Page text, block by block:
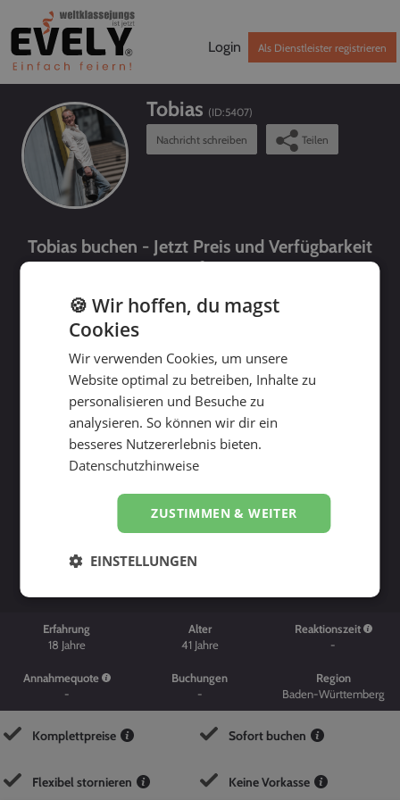
Login Als Dienstleister registrieren
Tobias (ID:5407)
Nachricht schreiben Teilen
Tobias buchen - Jetzt Preis und Verfügbarkeit
prüfen!
bis
Erfahrung
18 Jahre
Alter
41 Jahre
Reaktionszeit
-
Annahmequote
-
Buchungen
-
Region
Baden-Württemberg
Komplettpreise Sofort buchen
Flexibel stornieren Keine Vorkasse
🍪 Wir hoffen, du magst
Cookies
Wir verwenden Cookies, um unsere
Website optimal zu betreiben, Inhalte zu
personalisieren und Besuche zu
analysieren. So können wir dir ein
besseres Nutzererlebnis bieten.
Datenschutzhinweise
ZUSTIMMEN & WEITER
EINSTELLUNGEN